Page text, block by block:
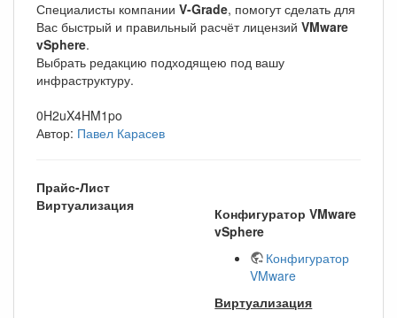
Специалисты компании V-Grade, помогут сделать для
Вас быстрый и правильный расчёт лицензий VMware
vSphere.
Выбрать редакцию подходящею под вашу
инфраструктуру.
0H2uX4HM1po
Автор: Павел Карасев
Конфигуратор VMware
vSphere
Конфигуратор
VMware
Виртуализация
Прайс-Лист
Виртуализация